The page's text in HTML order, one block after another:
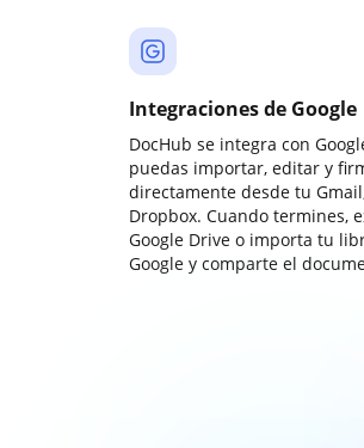
Integraciones de Google
DocHub se integra con
puedas importar, editar y
directamente desde tu
Dropbox. Cuando termines,
Google Drive o importa tu
Google y comparte el